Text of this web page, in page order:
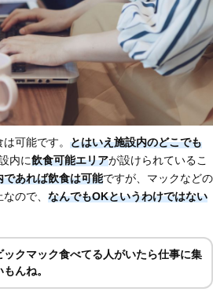
可能です。 とはいえ施設内のどこでも
内に飲食可能エリアが設けられているこ
であれば飲食は可能ですが、マックなどの
ので、 なんでもOKというわけではない
ックマック食べてる人がいたら仕事に集
んね。